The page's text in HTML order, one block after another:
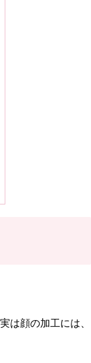
は顔の加工には、